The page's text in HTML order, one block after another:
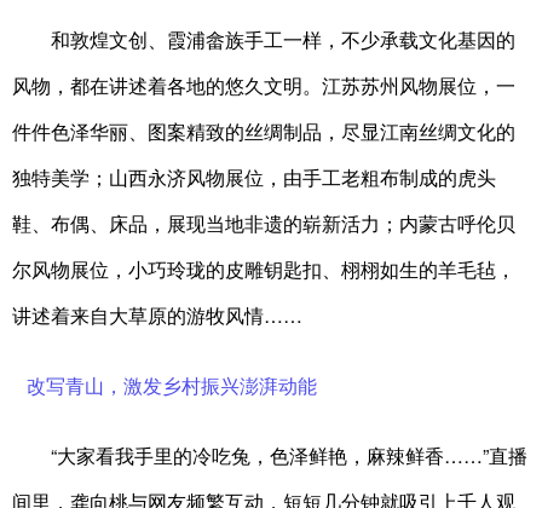
和敦煌文创、霞浦畲族手工一样，不少承载文化基因的
风物，都在讲述着各地的悠久文明。江苏苏州风物展位，一
件件色泽华丽、图案精致的丝绸制品，尽显江南丝绸文化的
独特美学；山西永济风物展位，由手工老粗布制成的虎头
鞋、布偶、床品，展现当地非遗的崭新活力；内蒙古呼伦贝
尔风物展位，小巧玲珑的皮雕钥匙扣、栩栩如生的羊毛毡，
讲述着来自大草原的游牧风情……
改写青山，激发乡村振兴澎湃动能
“大家看我手里的冷吃兔，色泽鲜艳，麻辣鲜香……”直播
间里，龚向桃与网友频繁互动，短短几分钟就吸引上千人观